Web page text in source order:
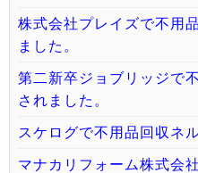
株式会社プレイズで不用
ました。
第二新卒ジョブリッジで
されました。
スケログで不用品回収ネ
マナカリフォーム株式会